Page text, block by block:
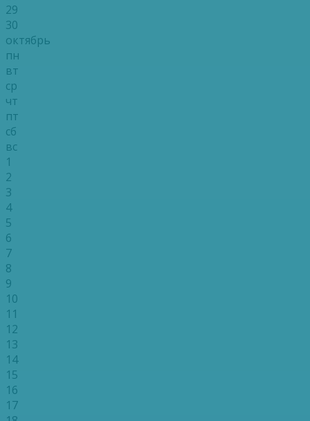
29
30
октябрь
пн
вт
ср
чт
пт
сб
вс
1
2
3
4
5
6
7
8
9
10
11
12
13
14
15
16
17